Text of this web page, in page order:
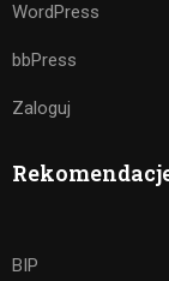
WordPress
bbPress
Zaloguj
BIP